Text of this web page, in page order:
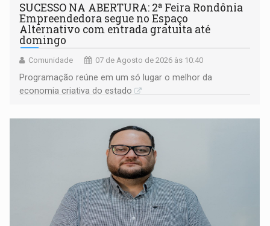
SUCESSO NA ABERTURA: 2ª Feira Rondônia
Empreendedora segue no Espaço
Alternativo com entrada gratuita até
domingo
Comunidade 07 de Agosto de 2026 às 10:40
Programação reúne em um só lugar o melhor da
economia criativa do estado